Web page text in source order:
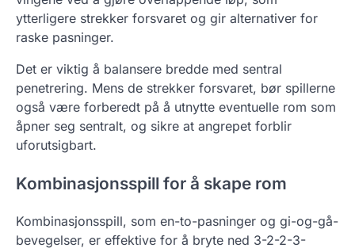
ytterligere strekker forsvaret og gir alternativer for
raske pasninger.
Det er viktig å balansere bredde med sentral
penetrering. Mens de strekker forsvaret, bør spillerne
også være forberedt på å utnytte eventuelle rom som
åpner seg sentralt, og sikre at angrepet forblir
uforutsigbart.
Kombinasjonsspill for å skape rom
Kombinasjonsspill, som en-to-pasninger og gi-og-gå-
bevegelser, er effektive for å bryte ned 3-2-2-3-